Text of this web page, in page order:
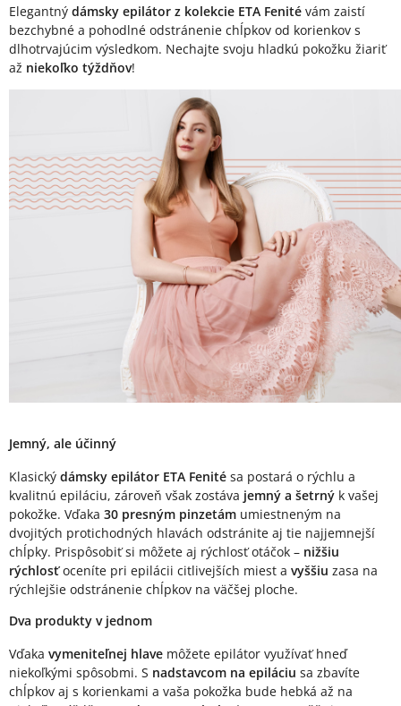
Popis produktu
Elegantný dámsky epilátor z kolekcie ETA Fenité vám zaistí
bezchybné a pohodlné odstránenie chĺpkov od korienkov s
dlhotrvajúcim výsledkom. Nechajte svoju hladkú pokožku žiariť
až niekoľko týždňov!
Jemný, ale účinný
Klasický dámsky epilátor ETA Fenité sa postará o rýchlu a
kvalitnú epiláciu, zároveň však zostáva jemný a šetrný k vašej
pokožke. Vďaka 30 presným pinzetám umiestneným na
dvojitých protichodných hlavách odstránite aj tie najjemnejší
chĺpky. Prispôsobiť si môžete aj rýchlosť otáčok – nižšiu
rýchlosťoceníte pri epilácii citlivejších miest a vyššiu zasa na
rýchlejšie odstránenie chĺpkov na väčšej ploche.
Dva produkty v jednom
Vďaka vymeniteľnej hlave môžete epilátor využívať hneď
niekoľkými spôsobmi. S nadstavcom na epiláciu sa zbavíte
chĺpkov aj s korienkami a vaša pokožka bude hebká až na